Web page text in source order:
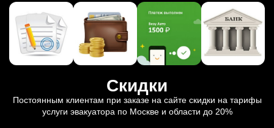
Скидки
Постоянным клиентам при заказе на сайте скидки на тарифы
услуги эвакуатора по Москве и области до 20%